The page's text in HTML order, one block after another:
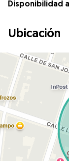
Disponibilidad
Ubicación